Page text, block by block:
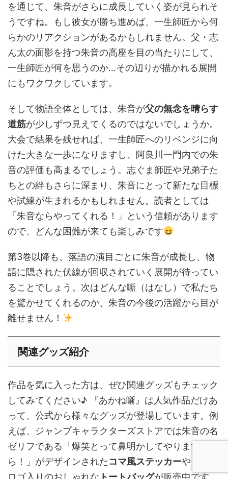
を通じて、朱音がさらに成長していく姿が見られそ
うですね。もし彼女が勝ち進めば、一生師匠から何
らかのリアクションがあるかもしれません。父・志
ん太の面影を持つ朱音の高座を目の当たりにして、
一生師匠が何を思うのか…その辺りが描かれる展開
にもワクワクしています。
そして物語全体としては、朱音が父の無念を晴らす
道筋が少しずつ見えてくるのではないでしょうか。
大会で結果を残せれば、一生師匠へのリベンジに向
けた大きな一歩になりますし、阿良川一門内での朱
音の評価も高まるでしょう。志ぐま師匠や兄弟子た
ちとの絆もさらに深まり、朱音にとって新たな目標
や試練が生まれるかもしれません。読者としては
「朱音ならやってくれる！」という信頼があります
ので、どんな困難が来ても楽しみです
第3巻以降も、落語の演目ごとに朱音が成長し、物
語に隠された伏線が回収されていく展開が待ってい
ることでしょう。次はどんな噺（はなし）で私たち
を驚かせてくれるのか、朱音の今後の活躍から目が
離せません！
関連グッズ紹介
作品を気に入った方は、ぜひ関連グッズもチェック
してみてください♪ 『あかね噺』は人気作品だけあ
って、公式から様々なグッズが登場しています。例
えば、ジャンプキャラクターズストアでは朱音の名
ゼリフである「爆笑とって鼻明かしてやりますか
ら！」がデザインされたコマ風ステッカーや、作品
ロゴ入りのおしゃれな トートバッグが販売中です。